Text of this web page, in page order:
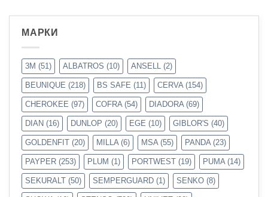
МАРКИ
3M (51) ALBATROS (10) ANSELL (2)
BEUNIQUE (218) BS SAFE (11) CERVA (154)
CHEROKEE (97) COFRA (54) DIADORA (69)
DIAN (16) DUNLOP (20) EGE (10) GIBLOR'S (40)
GOLDENFIT (20) MILLA (6) MSA (55) PANDA (23)
PAYPER (253) PLUM (1) PORTWEST (19) PUMA (14)
SEKURALT (50) SEMPERGUARD (1) SENKO (8)